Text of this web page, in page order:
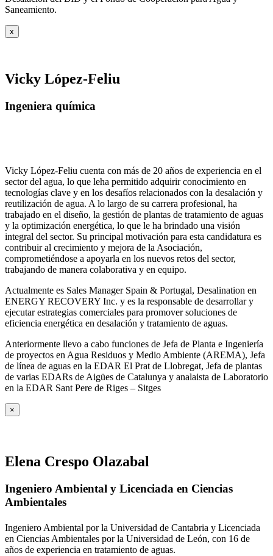
Saneamiento.
x
Vicky López-Feliu
Ingeniera química
Vicky López-Feliu cuenta con más de 20 años de experiencia en el
sector del agua, lo que leha permitido adquirir conocimiento en
tecnologías clave y en los desafíos relacionados con la desalación y
reutilización de agua. A lo largo de su carrera profesional, ha
trabajado en el diseño, la gestión de plantas de tratamiento de aguas
y la optimización energética, lo que le ha brindado una visión
integral del sector. Su principal motivación para esta candidatura es
contribuir al crecimiento y mejora de la Asociación,
comprometiéndose a apoyarla en los nuevos retos del sector,
trabajando de manera colaborativa y en equipo.
Actualmente es Sales Manager Spain & Portugal, Desalination en
ENERGY RECOVERY Inc. y es la responsable de desarrollar y
ejecutar estrategias comerciales para promover soluciones de
eficiencia energética en desalación y tratamiento de aguas.
Anteriormente llevo a cabo funciones de Jefa de Planta e Ingeniería
de proyectos en Agua Residuos y Medio Ambiente (AREMA), Jefa
de línea de aguas en la EDAR El Prat de Llobregat, Jefa de plantas
de varias EDARs de Aigües de Catalunya y analaista de Laboratorio
en la EDAR Sant Pere de Riges – Sitges
×
Elena Crespo Olazabal
Ingeniero Ambiental y Licenciada en Ciencias
Ambientales
Ingeniero Ambiental por la Universidad de Cantabria y Licenciada
en Ciencias Ambientales por la Universidad de León, con 16 de
años de experiencia en tratamiento de aguas.